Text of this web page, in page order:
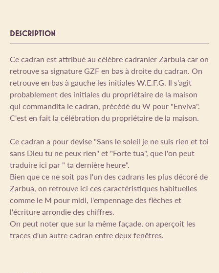
DESCRIPTION
Ce cadran est attribué au célèbre cadranier Zarbula car on
retrouve sa signature GZF en bas à droite du cadran. On
retrouve en bas à gauche les initiales W.E.F.G. Il s'agit
probablement des initiales du propriétaire de la maison
qui commandita le cadran, précédé du W pour "Enviva".
C'est en fait la célébration du propriétaire de la maison.
Ce cadran a pour devise "Sans le soleil je ne suis rien et toi
sans Dieu tu ne peux rien" et "Forte tua", que l'on peut
traduire ici par " ta dernière heure".
Bien que ce ne soit pas l'un des cadrans les plus décoré de
Zarbua, on retrouve ici ces caractéristiques habituelles
comme le M pour midi, l'empennage des flèches et
l'écriture arrondie des chiffres.
On peut noter que sur la même façade, on aperçoit les
traces d'un autre cadran entre deux fenêtres.